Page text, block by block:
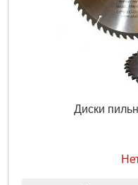
Диски